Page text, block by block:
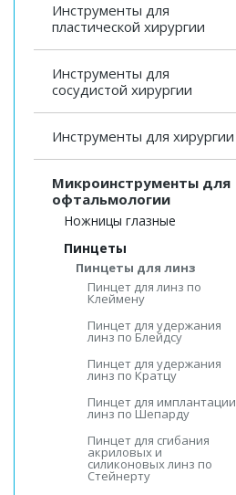
Инструменты для
пластической хирургии
Инструменты для
сосудистой хирургии
Инструменты для хирургии
Микроинструменты для
офтальмологии
Ножницы глазные
Пинцеты
Пинцеты для линз
Пинцет для линз по
Клеймену
Пинцет для удержания
линз по Блейдсу
Пинцет для удержания
линз по Кратцу
Пинцет для имплантации
линз по Шепарду
Пинцет для сгибания
акриловых и
силиконовых линз по
Стейнерту